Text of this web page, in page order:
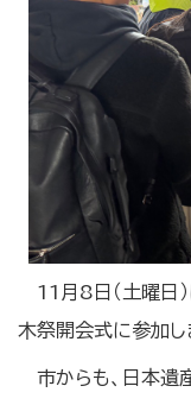
11月8日（土曜日
木祭開会式に参加し
市からも、日本遺